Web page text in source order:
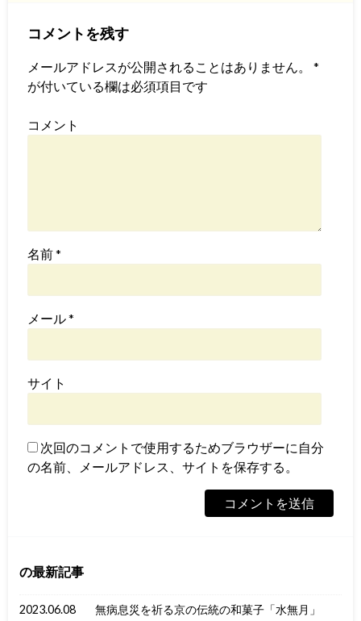
コメントを残す
メールアドレスが公開されることはありません。
*
が付いている欄は必須項目です
コメント
名前*
メール*
サイト
次回のコメントで使用するためブラウザーに自分
の名前、メールアドレス、サイトを保存する。
の最新記事
2023.06.08 無病息災を祈る京の伝統の和菓子「水無月」